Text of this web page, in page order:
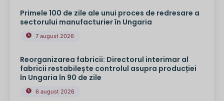
Primele 100 de zile ale unui proces de redresare a
sectorului manufacturier în Ungaria
7 august 2026
Reorganizarea fabricii: Directorul interimar al
fabricii restabilește controlul asupra producției
în Ungaria în 90 de zile
6 august 2026